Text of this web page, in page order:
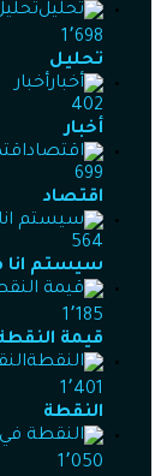
1٬698
تحليل
أخبار
402
أخبار
699
اقتصاد
564
سيستم انا
1٬185
قيمة
1٬401
النقطة
1٬050